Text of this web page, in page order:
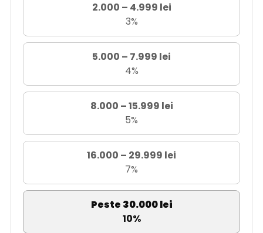
2.000 – 4.999 lei
3%
5.000 – 7.999 lei
4%
8.000 – 15.999 lei
5%
16.000 – 29.999 lei
7%
Peste 30.000 lei
10%